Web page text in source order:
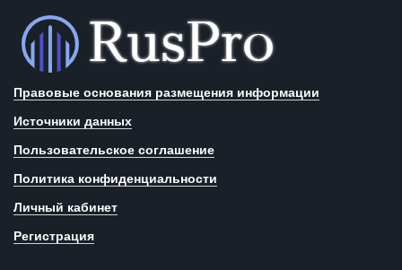
Правовые основания размещения информации
Источники данных
Пользовательское соглашение
Политика конфиденциальности
Личный кабинет
Регистрация